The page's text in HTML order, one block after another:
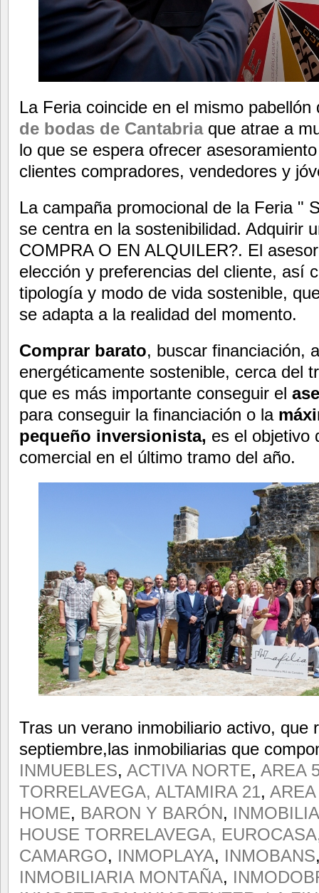
La Feria coincide en el mismo
de bodas de Cantabria que atrae a
lo que se espera ofrecer
clientes compradores, vendedores y
La campaña promocional de la Feria "
se centra en la sostenibilidad. Adquirir
COMPRA O EN ALQUILER?. El
elección y preferencias del cliente, así
tipología y modo de vida sostenible,
se adapta a la realidad del momento.
Comprar barato, buscar financiación,
energéticamente sostenible, cerca del
que es más importante conseguir el
para conseguir la financiación o la
pequeño inversionista, es el objetivo
comercial en el último tramo del año.
Tras un verano inmobiliario activo, que
septiembre,las inmobiliarias que
INMUEBLES, ACTIVA NORTE, AREA
TORRELAVEGA, ALTAMIRA 21,
HOME, BARON Y BARÓN,
HOUSE TORRELAVEGA,
CAMARGO, INMOPLAYA, INMOBANS
INMOBILIARIA MONTAÑA,